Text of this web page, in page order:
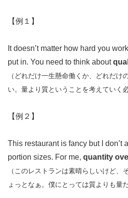
【例１】
It doesn’t matter how hard you
put in. You need to think about
（どれだけ一生懸命働くか、どれだけ
い。量より質ということを考えていく
【例２】
This restaurant is fancy but I don’t
portion sizes. For me, quantity
（このレストランは素晴らしいけど、
ょっとなぁ。僕にとっては質よりも量